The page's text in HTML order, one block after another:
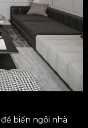
biến ngôi nhà